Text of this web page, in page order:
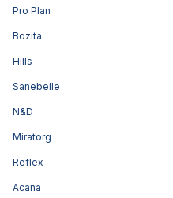
Pro Plan
Bozita
Hills
Sanebelle
N&D
Miratorg
Reflex
Acana